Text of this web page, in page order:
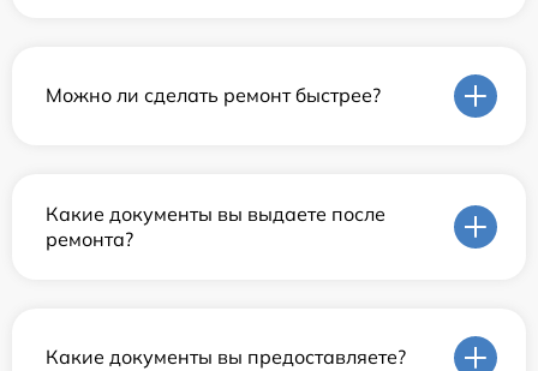
Можно ли сделать ремонт быстрее?
Какие документы вы выдаете после
ремонта?
Какие документы вы предоставляете?